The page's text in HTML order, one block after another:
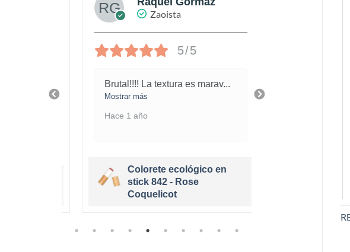
Zaoista
5/5
Brutal!!!! La textura es marav...
Mostrar más
Hace 1 año
Colorete ecológico en
stick 842 - Rose
Coquelicot
No suelo
Zao